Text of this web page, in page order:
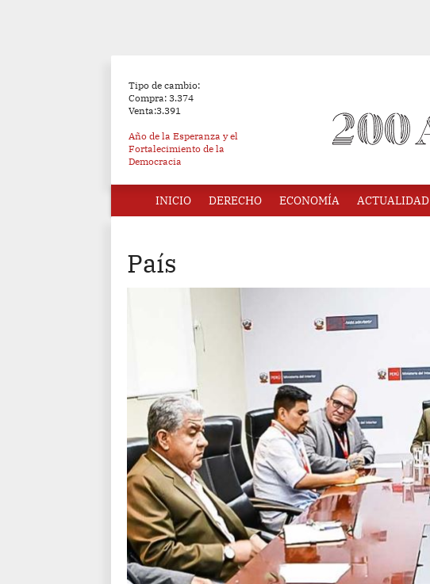
Tipo de cambio:
Compra: 3.374
Venta:3.391
Año de la Esperanza y el
Fortalecimiento de la
Democracia
INICIO DERECHO ECONOMÍA ACTUALIDAD
País